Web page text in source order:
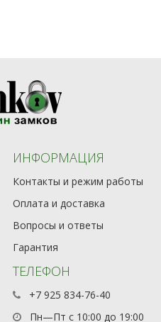
ИНФОРМАЦИЯ
Контакты и режим работы
Оплата и доставка
Вопросы и ответы
Гарантия
ТЕЛЕФОН
+7 925 834-76-40
Пн—Пт с 10:00 до 19:00